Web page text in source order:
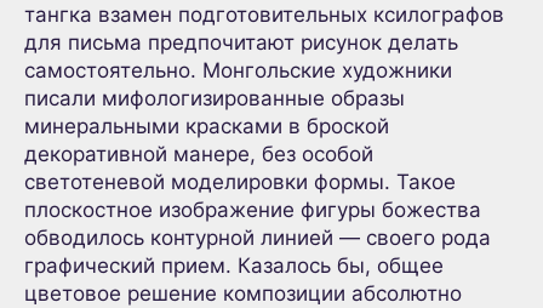
тангка взамен подготовительных ксилографов
для письма предпочитают рисунок делать
самостоятельно. Монгольские художники
писали мифологизированные образы
минеральными красками в броской
декоративной манере, без особой
светотеневой моделировки формы. Такое
плоскостное изображение фигуры божества
обводилось контурной линией — своего рода
графический прием. Казалось бы, общее
цветовое решение композиции абсолютно